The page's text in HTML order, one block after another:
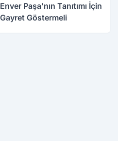
Enver Paşa’nın Tanıtımı İçin
Gayret Göstermeli